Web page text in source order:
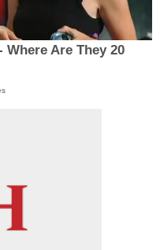
Where Are They 20